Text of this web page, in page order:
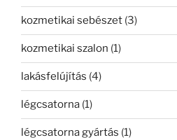
kozmetikai sebészet (3)
kozmetikai szalon (1)
lakásfelújítás (4)
légcsatorna (1)
légcsatorna gyártás (1)